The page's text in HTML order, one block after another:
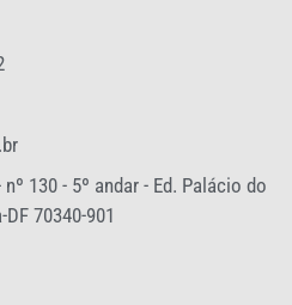
nº 130 - 5º andar - Ed. Palácio do
70340-901